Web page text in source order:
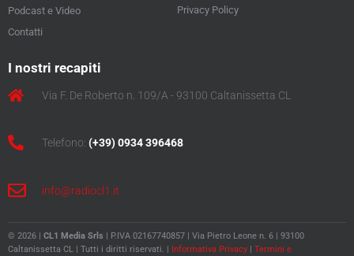
Podcast e Video
Contatti
Privacy Policy
I nostri recapiti
Via F. De Roberto n. 109/A - 93100 Caltanissetta CL
Telefono: (+39) 0934 396468
info@radiocl1.it
© 2026 | CL1 Media Srls | P.IVA 02167740857 | Via Pietro Leone n. 6 | 93100
Caltanissetta CL | Tutti i diritti riservati. |
Informativa Privacy
Termini e